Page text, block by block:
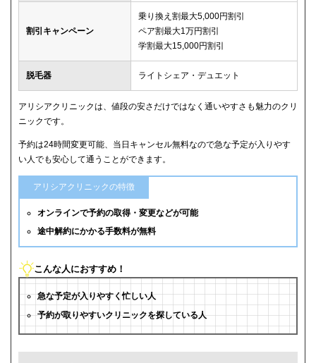
割引キャンペーン
乗り換え割最大5,000円割引
ペア割最大1万円割引
学割最大15,000円割引
脱毛器 ライトシェア・デュエット
アリシアクリニックは、値段の安さだけではなく通いやすさも魅力のクリ
ニックです。
予約は24時間変更可能、当日キャンセル無料なので急な予定が入りやす
い人でも安心して通うことができます。
アリシアクリニックの特徴
オンラインで予約の取得・変更などが可能
途中解約にかかる手数料が無料
こんな人におすすめ！
急な予定が入りやすく忙しい人
予約が取りやすいクリニックを探している人